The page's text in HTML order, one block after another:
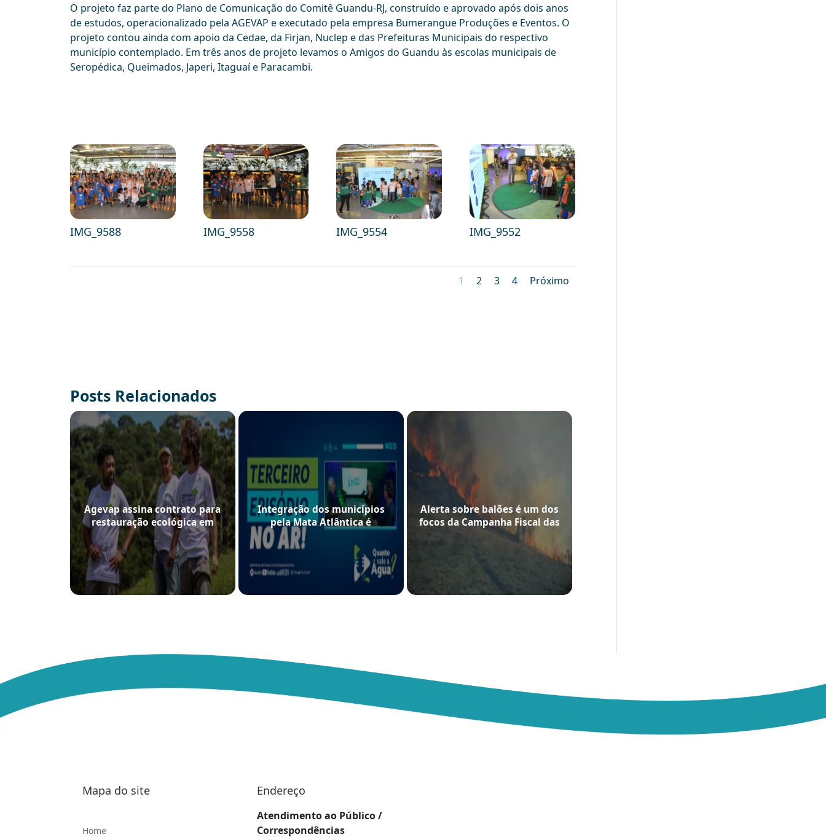
O projeto faz parte do Plano de Comunicação do Comitê Guandu-RJ, construído e aprovado após dois anos
de estudos, operacionalizado pela AGEVAP e executado pela empresa Bumerangue Produções e Eventos. O
projeto contou ainda com apoio da Cedae, da Firjan, Nuclep e das Prefeituras Municipais do respectivo
município contemplado. Em três anos de projeto levamos o Amigos do Guandu às escolas municipais de
Seropédica, Queimados, Japeri, Itaguaí e Paracambi.
IMG_9588 IMG_9558 IMG_9554 IMG_9552
1 2 3 4 Próximo
Posts Relacionados
Agevap assina contrato para
restauração ecológica em
propriedades participantes do
projeto Programa Produtores
de Água e Floresta
Integração dos municípios
pela Mata Atlântica é
destaque no Podcast do
Comitê Guandu-RJ
Alerta sobre balões é um dos
focos da Campanha Fiscal das
Queimadas do Comitê Guandu
Mapa do site
Home
Endereço
Atendimento ao Público /
Correspondências